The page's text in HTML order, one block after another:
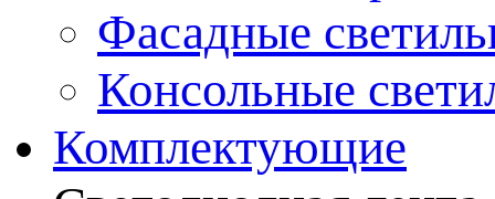
Фасадные
Консольные
Комплектующие